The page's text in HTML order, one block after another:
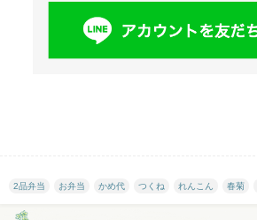
2品弁当 お弁当 かめ代 つくね れんこん 春菊